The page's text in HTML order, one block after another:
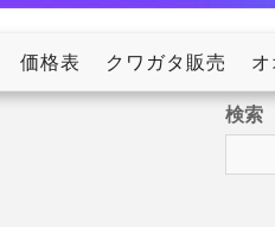
価格表 クワガタ販売
検索